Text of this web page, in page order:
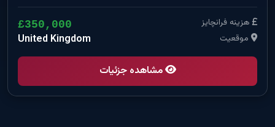
هزینه فرانچایز £350,000
موقعیت United Kingdom
مشاهده جزئیات